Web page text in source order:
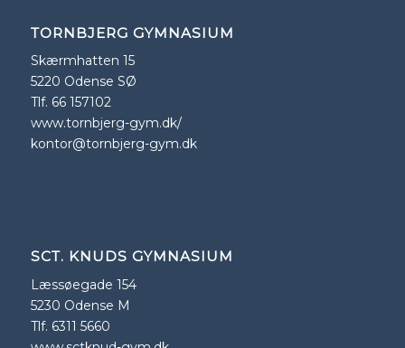
TORNBJERG GYMNASIUM
Skærmhatten 15
5220 Odense SØ
Tlf. 66 157102
www.tornbjerg-gym.dk/
kontor@tornbjerg-gym.dk
SCT. KNUDS GYMNASIUM
Læssøegade 154
5230 Odense M
Tlf. 6311 5660